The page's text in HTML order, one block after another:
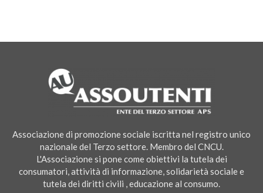
Associazione di promozione sociale iscritta nel registro unico
nazionale del Terzo settore. Membro del CNCU.
L'Associazione si pone come obiettivi la tutela dei
consumatori, attività di informazione, solidarietà sociale e
tutela dei diritti civili , educazione al consumo.